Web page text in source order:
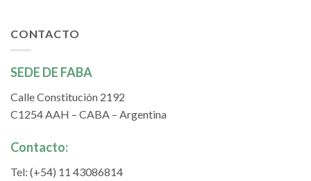
CONTACTO
SEDE DE FABA
Calle Constitución 2192
C1254 AAH – CABA – Argentina
Contacto:
Tel: (+54) 11 43086814